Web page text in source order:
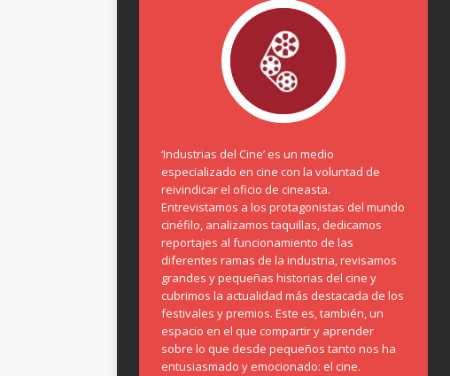
‘Industrias del Cine’ es un medio
especializado en cine con la voluntad de
reivindicar el oficio de cineasta.
Entrevistamos a los protagonistas del mundo
cinéfilo, analizamos taquillas, dedicamos
reportajes al funcionamiento de las
diferentes ramas de la industria, revisamos
grandes y pequeñas historias del cine y
cubrimos la actualidad más destacada de los
festivales y premios. Este es, también, un
espacio en el que compartir y aprender
sobre lo que desde pequeños tanto nos ha
entusiasmado y emocionado: el cine.